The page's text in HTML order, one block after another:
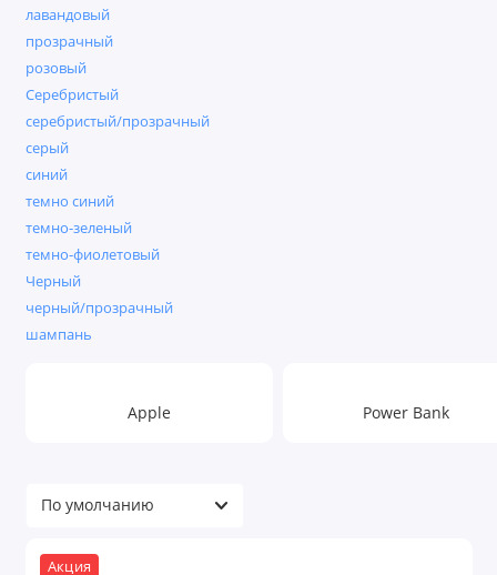
лавандовый
прозрачный
розовый
Серебристый
серебристый/прозрачный
серый
синий
темно синий
темно-зеленый
темно-фиолетовый
Черный
черный/прозрачный
шампань
Чехлы и защитные стекла для Samsung
Показать все
Apple Power Bank
Акция